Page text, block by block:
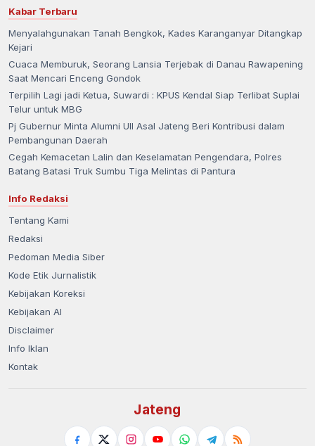
Kabar Terbaru
Menyalahgunakan Tanah Bengkok, Kades Karanganyar Ditangkap
Kejari
Cuaca Memburuk, Seorang Lansia Terjebak di Danau Rawapening
Saat Mencari Enceng Gondok
Terpilih Lagi jadi Ketua, Suwardi : KPUS Kendal Siap Terlibat Suplai
Telur untuk MBG
Pj Gubernur Minta Alumni UII Asal Jateng Beri Kontribusi dalam
Pembangunan Daerah
Cegah Kemacetan Lalin dan Keselamatan Pengendara, Polres
Batang Batasi Truk Sumbu Tiga Melintas di Pantura
Info Redaksi
Tentang Kami
Redaksi
Pedoman Media Siber
Kode Etik Jurnalistik
Kebijakan Koreksi
Kebijakan AI
Disclaimer
Info Iklan
Kontak
Jateng